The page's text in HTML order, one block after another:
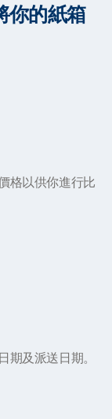
你的紙箱
格以供你進行比
及派送日期。